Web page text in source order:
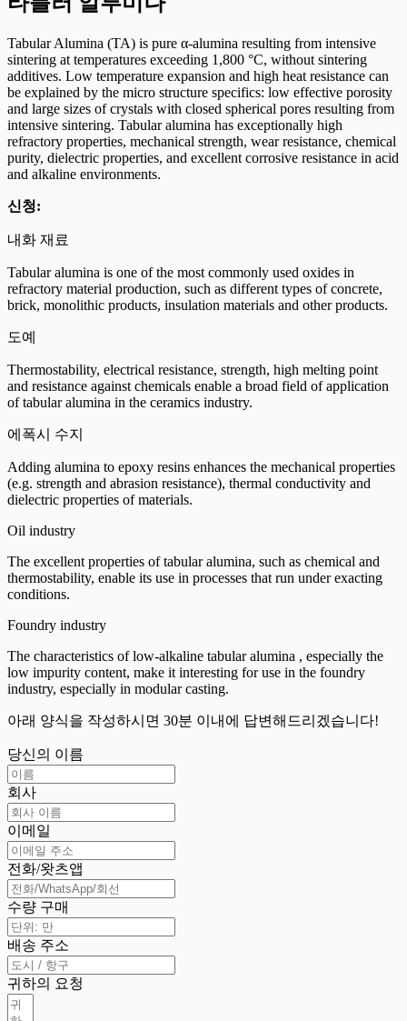
Tabular Alumina (TA) is pure α-alumina resulting from intensive
sintering at temperatures exceeding 1,800 °C, without sintering
additives. Low temperature expansion and high heat resistance can
be explained by the micro structure specifics: low effective porosity
and large sizes of crystals with closed spherical pores resulting from
intensive sintering. Tabular alumina has exceptionally high
refractory properties, mechanical strength, wear resistance, chemical
purity, dielectric properties, and excellent corrosive resistance in acid
and alkaline environments.
신청:
내화 재료
Tabular alumina is one of the most commonly used oxides in
refractory material production, such as different types of concrete,
brick, monolithic products, insulation materials and other products.
도예
Thermostability, electrical resistance, strength, high melting point
and resistance against chemicals enable a broad field of application
of tabular alumina in the ceramics industry.
에폭시 수지
Adding alumina to epoxy resins enhances the mechanical properties
(e.g. strength and abrasion resistance), thermal conductivity and
dielectric properties of materials.
Oil industry
The excellent properties of tabular alumina, such as chemical and
thermostability, enable its use in processes that run under exacting
conditions.
Foundry industry
The characteristics of low-alkaline tabular alumina , especially the
low impurity content, make it interesting for use in the foundry
industry, especially in modular casting.
아래 양식을 작성하시면 30분 이내에 답변해드리겠습니다!
당신의 이름
회사
이메일
전화/왓츠앱
수량 구매
배송 주소
귀하의 요청